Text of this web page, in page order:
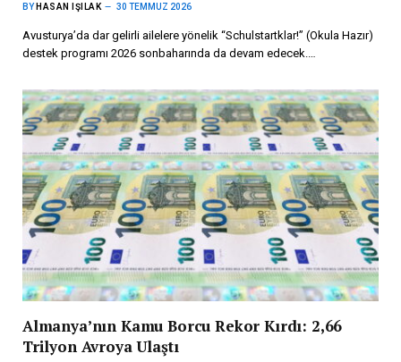
BY HASAN IŞILAK 30 TEMMUZ 2026
Avusturya’da dar gelirli ailelere yönelik “Schulstartklar!” (Okula Hazır)
destek programı 2026 sonbaharında da devam edecek.…
Almanya’nın Kamu Borcu Rekor Kırdı: 2,66
Trilyon Avroya Ulaştı